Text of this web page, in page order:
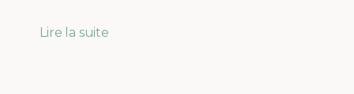
Lire la suite